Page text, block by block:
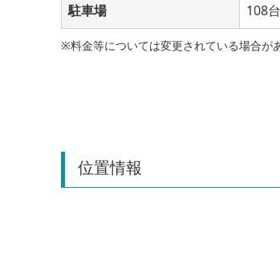
駐車場 108台
※料金等については変更されている場合が
位置情報